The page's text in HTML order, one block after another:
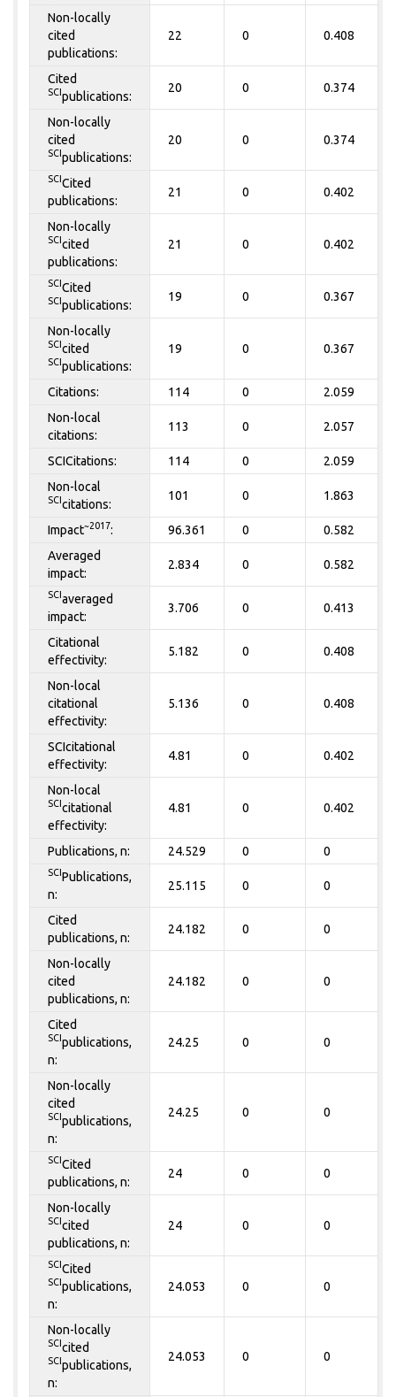
Non-locally
cited
publications:
22 0 0.408
Cited
SCI publications:
20 0 0.374
Non-locally
cited
SCI publications:
20 0 0.374
SCI Cited
publications:
21 0 0.402
Non-locally
SCI cited
publications:
21 0 0.402
SCI Cited
SCI publications:
19 0 0.367
Non-locally
SCI cited
SCI publications:
19 0 0.367
Citations: 114 0 2.059
Non-local
citations:
113 0 2.057
SCICitations: 114 0 2.059
Non-local
SCI citations:
101 0 1.863
Impact~2017: 96.361 0 0.582
Averaged
impact:
2.834 0 0.582
SCI averaged
impact:
3.706 0 0.413
Citational
effectivity:
5.182 0 0.408
Non-local
citational
effectivity:
5.136 0 0.408
SCIcitational
effectivity:
4.81 0 0.402
Non-local
SCI citational
effectivity:
4.81 0 0.402
Publications, n: 24.529 0 0
SCI Publications,
n:
25.115 0 0
Cited
publications, n:
24.182 0 0
Non-locally
cited
publications, n:
24.182 0 0
Cited
SCI publications,
n:
24.25 0 0
Non-locally
cited
SCI publications,
n:
24.25 0 0
SCI Cited
publications, n:
24 0 0
Non-locally
SCI cited
publications, n:
24 0 0
SCI Cited
SCI publications,
n:
24.053 0 0
Non-locally
SCI cited
SCI publications,
n:
24.053 0 0